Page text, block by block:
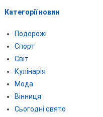
Категорії новин
Подорожі
Спорт
Світ
Кулінарія
Мода
Вінниця
Сьогодні свято